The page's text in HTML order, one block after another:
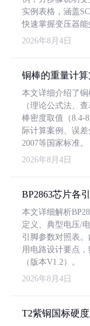
实例表格，涵盖
快速掌握变压器能
2026年8月4日
铜棒的重量计
本文详细介绍了
（理论公式法、
棒密度取值（8.4-
际计算案例、误
2007等国家标准。
2026年8月4日
BP2863芯片各
本文详细解析
定义、典型电压/
引脚参数对照表
用电路设计要点
（版本V1.2）。
2026年8月4日
T2紫铜国标硬